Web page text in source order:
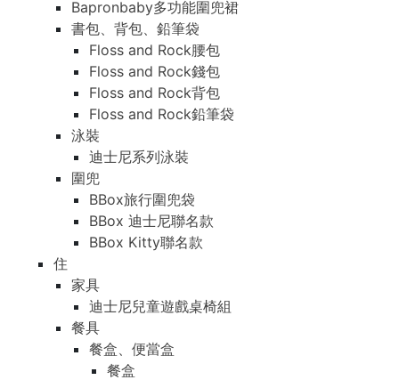
Bapronbaby多功能圍兜裙
書包、背包、鉛筆袋
Floss and Rock腰包
Floss and Rock錢包
Floss and Rock背包
Floss and Rock鉛筆袋
泳裝
迪士尼系列泳裝
圍兜
BBox旅行圍兜袋
BBox 迪士尼聯名款
BBox Kitty聯名款
住
家具
迪士尼兒童遊戲桌椅組
餐具
餐盒、便當盒
餐盒